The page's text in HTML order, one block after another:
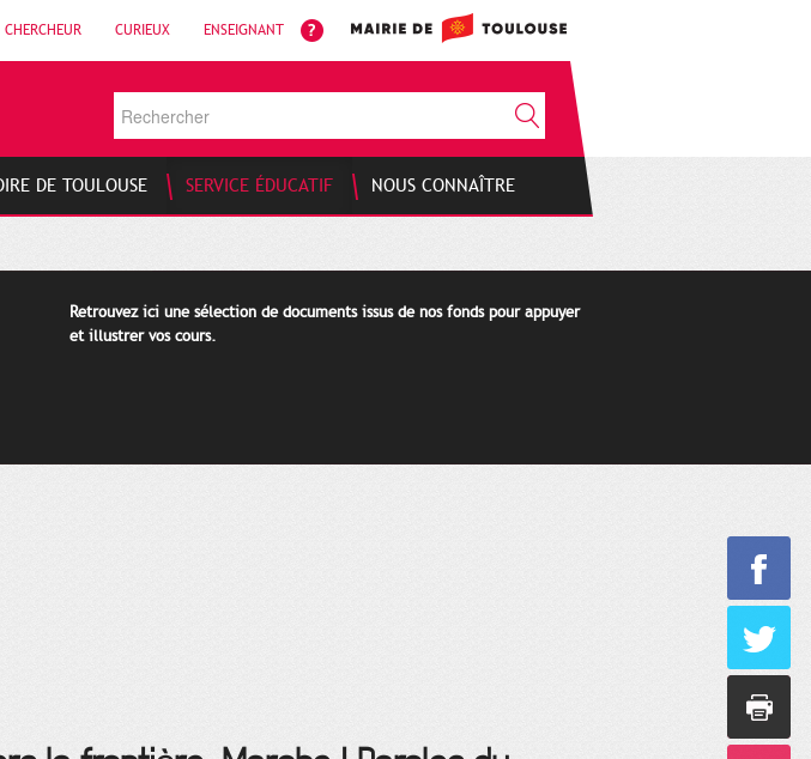
CHERCHEUR CURIEUX ENSEIGNANT
DE TOULOUSE SERVICE ÉDUCATIF NOUS CONNAÎTRE
Retrouvez ici une sélection de documents issus de nos fonds pour appuyer
et illustrer vos cours.